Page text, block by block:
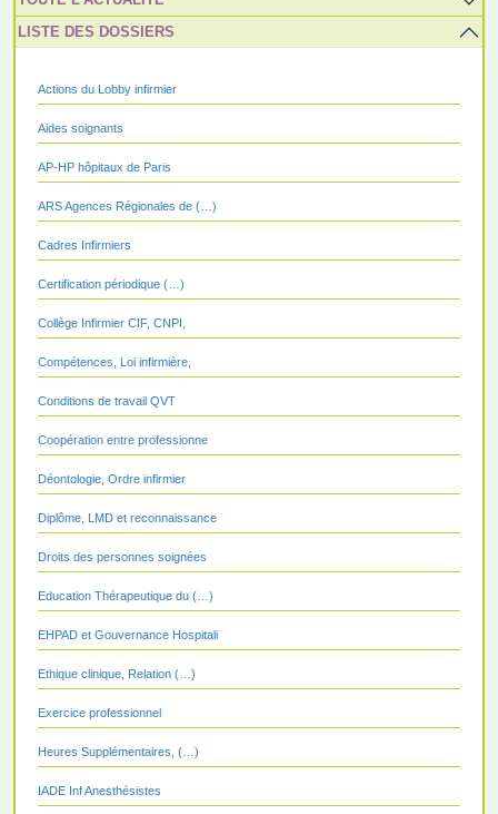
LISTE DES DOSSIERS
Actions du Lobby infirmier
Aides soignants
AP-HP hôpitaux de Paris
ARS Agences Régionales de (…)
Cadres Infirmiers
Certification périodique (…)
Collège Infirmier CIF, CNPI,
Compétences, Loi infirmière,
Conditions de travail QVT
Coopération entre professionne
Déontologie, Ordre infirmier
Diplôme, LMD et reconnaissance
Droits des personnes soignées
Education Thérapeutique du (…)
EHPAD et Gouvernance Hospitali
Ethique clinique, Relation (…)
Exercice professionnel
Heures Supplémentaires, (…)
IADE Inf Anesthésistes